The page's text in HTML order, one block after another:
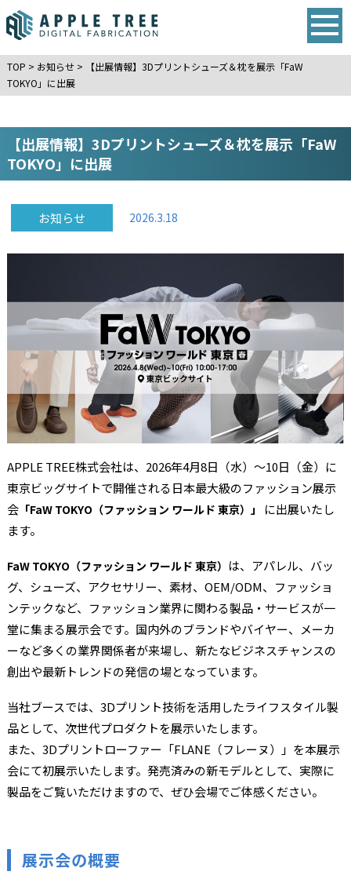
TOP > お知らせ>
【出展情報】3Dプリントシューズ＆枕を展示「FaW
TOKYO」に出展
【出展情報】3Dプリントシューズ＆枕を展示「FaW
TOKYO」に出展
お知らせ 2026.3.18
APPLE TREE株式会社は、2026年4月8日（水）～10日（金）に
東京ビッグサイトで開催される日本最大級のファッション展示
会「FaW TOKYO（ファッション ワールド 東京）」
に出展いたし
ます。
FaW TOKYO（ファッション ワールド 東京） は、アパレル、バッ
グ、シューズ、アクセサリー、素材、OEM/ODM、ファッショ
ンテックなど、ファッション業界に関わる製品・サービスが一
堂に集まる展示会です。国内外のブランドやバイヤー、メーカ
ーなど多くの業界関係者が来場し、新たなビジネスチャンスの
創出や最新トレンドの発信の場となっています。
当社ブースでは、3Dプリント技術を活用したライフスタイル製
品として、次世代プロダクトを展示いたします。
また、3Dプリントローファー「FLANE（フレーヌ）」を本展示
会にて初展示いたします。発売済みの新モデルとして、実際に
製品をご覧いただけますので、ぜひ会場でご体感ください。
展示会の概要